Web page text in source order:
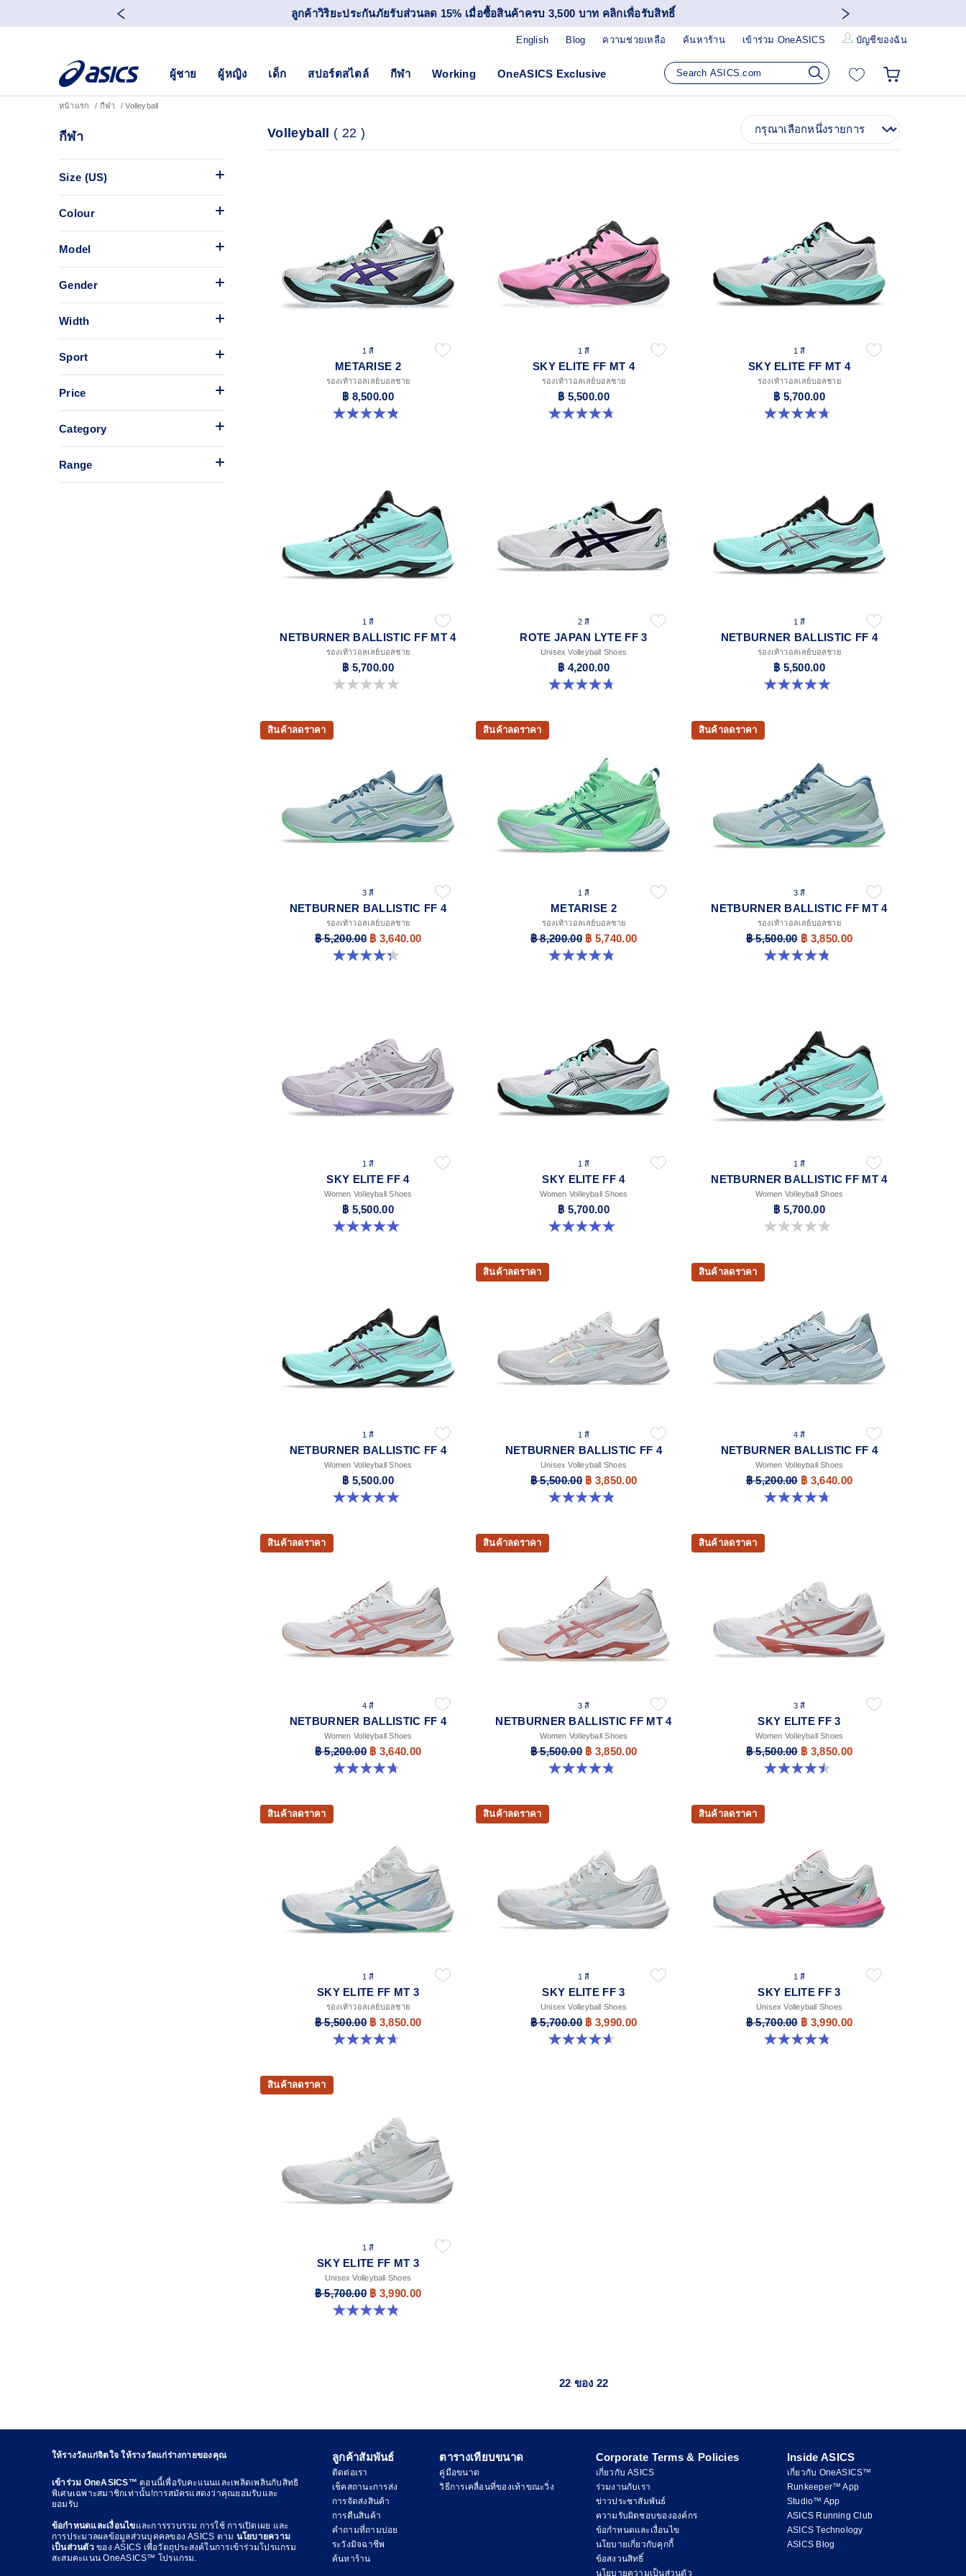
ลูกค้าวิริยะประกันภัยรับส่วนลด 15% เมื่อซื้อสินค้าครบ 3,500 บาท คลิกเพื่อรับสิทธิ์
Blog ความช่วยเหลือ ค้นหาร้าน เข้าร่วม OneASICS บัญชีของฉัน
English
ผู้ชาย ผู้หญิง เด็ก สปอร์ตสไตล์ กีฬา Working OneASICS Exclusive
หน้าแรก กีฬา Volleyball
กีฬา
Size (US)
Colour
Model
Gender
Width
Sport
Price
Category
Range
Volleyball ( 22 )
1 สี
METARISE 2
รองเท้าวอลเลย์บอลชาย
฿ 8,500.00
4.9 จาก 5 ดาว 7 รีวิว
1 สี
SKY ELITE FF MT 4
รองเท้าวอลเลย์บอลชาย
฿ 5,500.00
4.7 จาก 5 ดาว 7 รีวิว
1 สี
SKY ELITE FF MT 4
รองเท้าวอลเลย์บอลชาย
฿ 5,700.00
4.7 จาก 5 ดาว 17 รีวิว
1 สี
NETBURNER BALLISTIC FF MT 4
รองเท้าวอลเลย์บอลชาย
฿ 5,700.00
0.0 จาก 5 ดาว
2 สี
ROTE JAPAN LYTE FF 3
Unisex Volleyball Shoes
฿ 4,200.00
4.7 จาก 5 ดาว 40 รีวิว
1 สี
NETBURNER BALLISTIC FF 4
รองเท้าวอลเลย์บอลชาย
฿ 5,500.00
5.0 จาก 5 ดาว 4 รีวิว
สินค้าลดราคา
3 สี
NETBURNER BALLISTIC FF 4
รองเท้าวอลเลย์บอลชาย
฿ 5,200.00 ฿ 3,640.00
4.3 จาก 5 ดาว 12 รีวิว
สินค้าลดราคา
1 สี
METARISE 2
รองเท้าวอลเลย์บอลชาย
฿ 8,200.00 ฿ 5,740.00
4.8 จาก 5 ดาว 131 รีวิว
สินค้าลดราคา
3 สี
NETBURNER BALLISTIC FF MT 4
รองเท้าวอลเลย์บอลชาย
฿ 5,500.00 ฿ 3,850.00
4.8 จาก 5 ดาว 4 รีวิว
1 สี
SKY ELITE FF 4
Women Volleyball Shoes
฿ 5,500.00
5.0 จาก 5 ดาว 5 รีวิว
1 สี
SKY ELITE FF 4
Women Volleyball Shoes
฿ 5,700.00
5.0 จาก 5 ดาว 2 รีวิว
1 สี
NETBURNER BALLISTIC FF MT 4
Women Volleyball Shoes
฿ 5,700.00
0.0 จาก 5 ดาว
1 สี
NETBURNER BALLISTIC FF 4
Women Volleyball Shoes
฿ 5,500.00
5.0 จาก 5 ดาว 1 รีวิว
สินค้าลดราคา
1 สี
NETBURNER BALLISTIC FF 4
Unisex Volleyball Shoes
฿ 5,500.00 ฿ 3,850.00
4.8 จาก 5 ดาว 22 รีวิว
สินค้าลดราคา
4 สี
NETBURNER BALLISTIC FF 4
Women Volleyball Shoes
฿ 5,200.00 ฿ 3,640.00
4.7 จาก 5 ดาว 11 รีวิว
สินค้าลดราคา
4 สี
NETBURNER BALLISTIC FF 4
Women Volleyball Shoes
฿ 5,200.00 ฿ 3,640.00
4.7 จาก 5 ดาว 11 รีวิว
สินค้าลดราคา
3 สี
NETBURNER BALLISTIC FF MT 4
Women Volleyball Shoes
฿ 5,500.00 ฿ 3,850.00
4.8 จาก 5 ดาว 5 รีวิว
สินค้าลดราคา
3 สี
SKY ELITE FF 3
Women Volleyball Shoes
฿ 5,500.00 ฿ 3,850.00
4.5 จาก 5 ดาว 42 รีวิว
สินค้าลดราคา
1 สี
SKY ELITE FF MT 3
รองเท้าวอลเลย์บอลชาย
฿ 5,500.00 ฿ 3,850.00
4.7 จาก 5 ดาว 101 รีวิว
สินค้าลดราคา
1 สี
SKY ELITE FF 3
Unisex Volleyball Shoes
฿ 5,700.00 ฿ 3,990.00
4.6 จาก 5 ดาว 17 รีวิว
สินค้าลดราคา
1 สี
SKY ELITE FF 3
Unisex Volleyball Shoes
฿ 5,700.00 ฿ 3,990.00
4.8 จาก 5 ดาว 20 รีวิว
สินค้าลดราคา
1 สี
SKY ELITE FF MT 3
Unisex Volleyball Shoes
฿ 5,700.00 ฿ 3,990.00
4.9 จาก 5 ดาว 21 รีวิว
22 ของ 22
ให้รางวัลแก่จิตใจ ให้รางวัลแก่ร่างกายของคุณ
เข้าร่วม OneASICS™ตอนนี้เพื่อรับคะแนนและเพลิดเพลินกับสิทธิ
พิเศษเฉพาะสมาชิกเท่านั้น!การสมัครแสดงว่าคุณยอมรับและ
ยอมรับ
ข้อกำหนดและเงื่อนไขและการรวบรวม การใช้ การเปิดเผย และ
การประมวลผลข้อมูลส่วนบุคคลของ ASICS ตาม นโยบายความ
เป็นส่วนตัวของ ASICS เพื่อวัตถุประสงค์ในการเข้าร่วมโปรแกรม
สะสมคะแนน OneASICS™ โปรแกรม.
ลูกค้าสัมพันธ์
ติดต่อเรา
เช็คสถานะการส่ง
การจัดส่งสินค้า
การคืนสินค้า
คำถามที่ถามบ่อย
ระวังมิจฉาชีพ
ค้นหาร้าน
ตารางเทียบขนาด
คู่มือขนาด
วิธีการเคลื่อนที่ของเท้าขณะวิ่ง
Corporate Terms & Policies
เกี่ยวกับ ASICS
ร่วมงานกับเรา
ข่าวประชาสัมพันธ์
ความรับผิดชอบขององค์กร
ข้อกำหนดและเงื่อนไข
นโยบายเกี่ยวกับคุกกี้
ข้อสงวนสิทธิ์
นโยบายความเป็นส่วนตัว
Inside ASICS
เกี่ยวกับ OneASICS™
Runkeeper™ App
Studio™ App
ASICS Running Club
ASICS Technology
ASICS Blog